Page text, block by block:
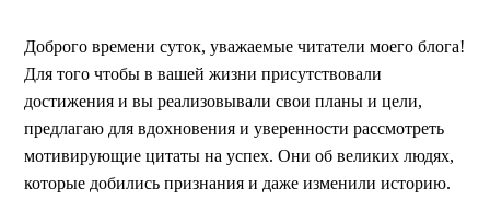
Доброго времени суток, уважаемые читатели моего блога!
Для того чтобы в вашей жизни присутствовали
достижения и вы реализовывали свои планы и цели,
предлагаю для вдохновения и уверенности рассмотреть
мотивирующие цитаты на успех. Они об великих людях,
которые добились признания и даже изменили историю.